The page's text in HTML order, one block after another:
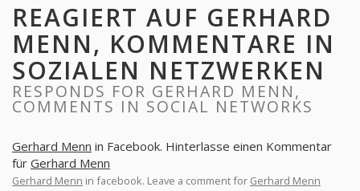
REAGIERT AUF GERHARD
MENN, KOMMENTARE IN
SOZIALEN NETZWERKEN
RESPONDS FOR GERHARD MENN,
COMMENTS IN SOCIAL NETWORKS
Gerhard Menn in Facebook. Hinterlasse einen Kommentar
für Gerhard Menn
Gerhard Menn in facebook. Leave a comment for Gerhard Menn